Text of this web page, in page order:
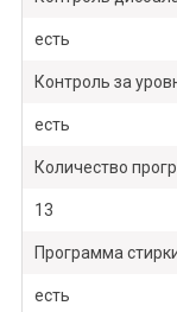
есть
Контроль за
есть
Количество
13
Программа
есть